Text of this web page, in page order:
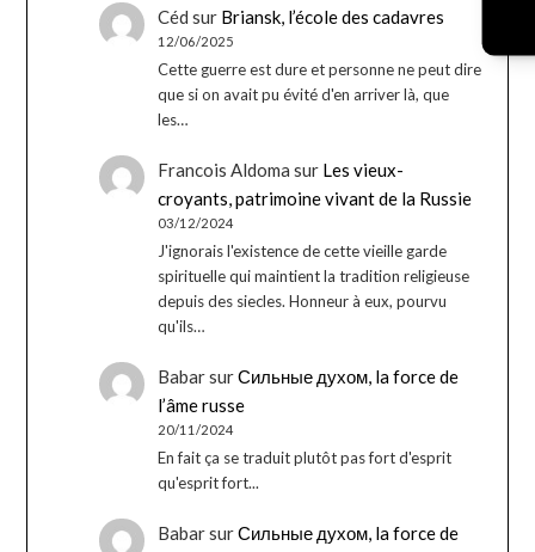
Céd sur Briansk, l’école des cadavres
12/06/2025
Cette guerre est dure et personne ne peut dire
que si on avait pu évité d'en arriver là, que
les…
Francois Aldoma sur Les vieux-
croyants, patrimoine vivant de la Russie
03/12/2024
J'ignorais l'existence de cette vieille garde
spirituelle qui maintient la tradition religieuse
depuis des siecles. Honneur à eux, pourvu
qu'ils…
BabarsurСильные духом, la force de
l’âme russe
20/11/2024
En fait ça se traduit plutôt pas fort d'esprit
qu'esprit fort...
BabarsurСильные духом, la force de